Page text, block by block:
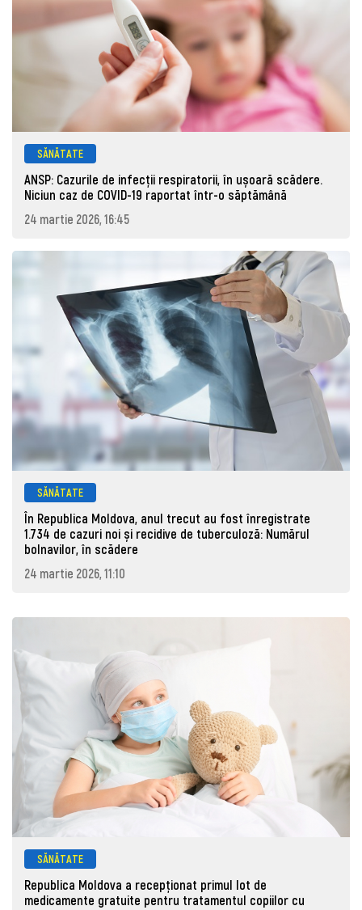
SĂNĂTATE
ANSP: Cazurile de infecții respiratorii, în ușoară scădere.
Niciun caz de COVID-19 raportat într-o săptămână
24 martie 2026, 16:45
SĂNĂTATE
În Republica Moldova, anul trecut au fost înregistrate
1.734 de cazuri noi și recidive de tuberculoză: Numărul
bolnavilor, în scădere
24 martie 2026, 11:10
SĂNĂTATE
Republica Moldova a recepționat primul lot de
medicamente gratuite pentru tratamentul copiilor cu